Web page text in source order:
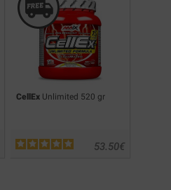
CellEx Unlimited 520 gr
€
53.50